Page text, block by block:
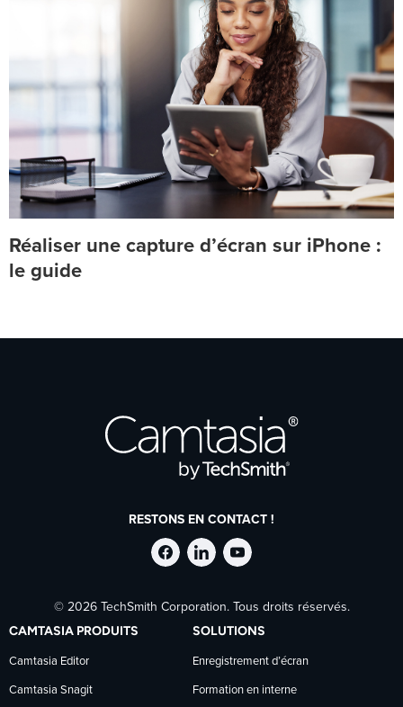
Réaliser une capture d’écran sur iPhone :
le guide
RESTONS EN CONTACT !
Suivre
TechSmith
sur
Suivre
TechSmith
sur
Suivre
TechSmith
sur
© 2026 TechSmith Corporation. Tous droits réservés.
CAMTASIA PRODUITS
Camtasia Editor
Camtasia Snagit
SOLUTIONS
Enregistrement d’écran
Formation en interne